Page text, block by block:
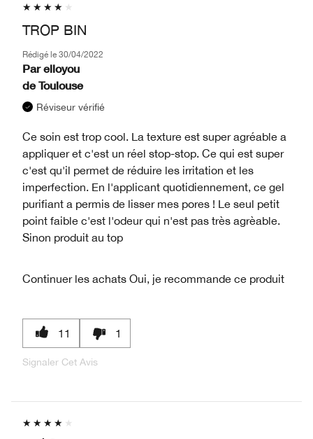
TROP BIN
Rédigé le 30/04/2022
Par elloyou
de Toulouse
Réviseur vérifié
Ce soin est trop cool. La texture est super agréable a
appliquer et c'est un réel stop-stop. Ce qui est super
c'est qu'il permet de réduire les irritation et les
imperfection. En l'applicant quotidiennement, ce gel
purifiant a permis de lisser mes pores ! Le seul petit
point faible c'est l'odeur qui n'est pas très agrèable.
Sinon produit au top
Continuer les achats Oui, je recommande ce produit
11 1
Signaler Cet Avis